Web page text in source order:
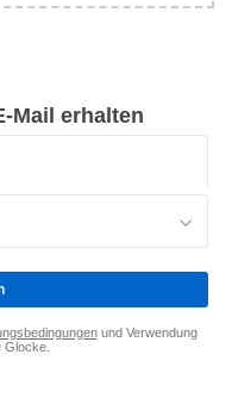
Mail erhalten
und Verwendung